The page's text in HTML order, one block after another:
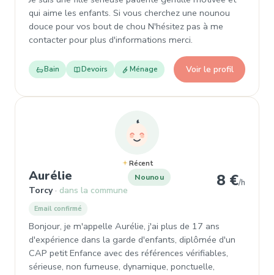
qui aime les enfants. Si vous cherchez une nounou
douce pour vos bout de chou N'hésitez pas à me
contacter pour plus d'informations merci.
Bain Devoirs Ménage Voir le profil
Récent
Aurélie , Nounou à Torcy
Torcy dans la commune
Nounou 8 €/h
Email confirmé
Bonjour, je m'appelle Aurélie, j'ai plus de 17 ans
d'expérience dans la garde d'enfants, diplômée d'un
CAP petit Enfance avec des références vérifiables,
sérieuse, non fumeuse, dynamique, ponctuelle,